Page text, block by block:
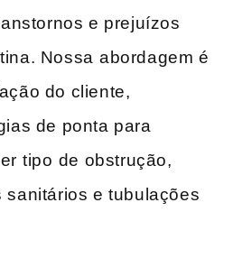
e prejuízos
Nossa⁣ abordagem ​é
do cliente,
de ponta para
⁢tipo ⁣de obstrução,
sanitários e tubulações